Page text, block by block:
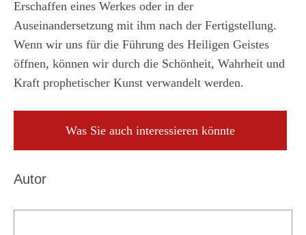
Erschaffen eines Werkes oder in der
Auseinandersetzung mit ihm nach der Fertigstellung.
Wenn wir uns für die Führung des Heiligen Geistes
öffnen, können wir durch die Schönheit, Wahrheit und
Kraft prophetischer Kunst verwandelt werden.
Was Sie auch interessieren könnte
Autor